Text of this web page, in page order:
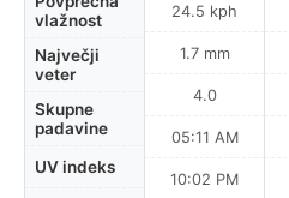
vlažnost
Največji
veter
Skupne
padavine
UV indeks
24.5 kph
1.7 mm
4.0
05:11 AM
10:02 PM